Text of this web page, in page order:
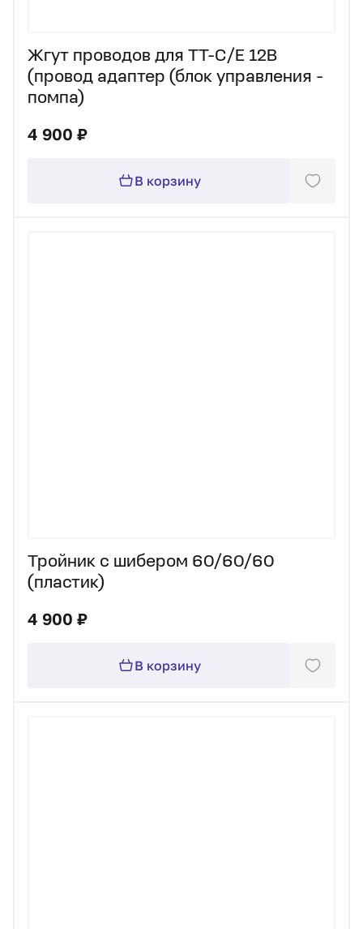
Жгут проводов для TT-C/E 12В
(провод адаптер (блок управления -
помпа)
4 900 ₽
В корзину
Тройник с шибером 60/60/60
(пластик)
4 900 ₽
В корзину